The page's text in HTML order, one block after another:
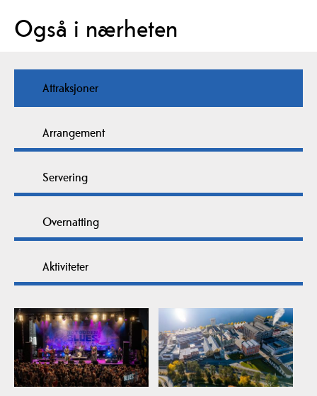
Også i nærheten
Attraksjoner
Arrangement
Servering
Overnatting
Aktiviteter